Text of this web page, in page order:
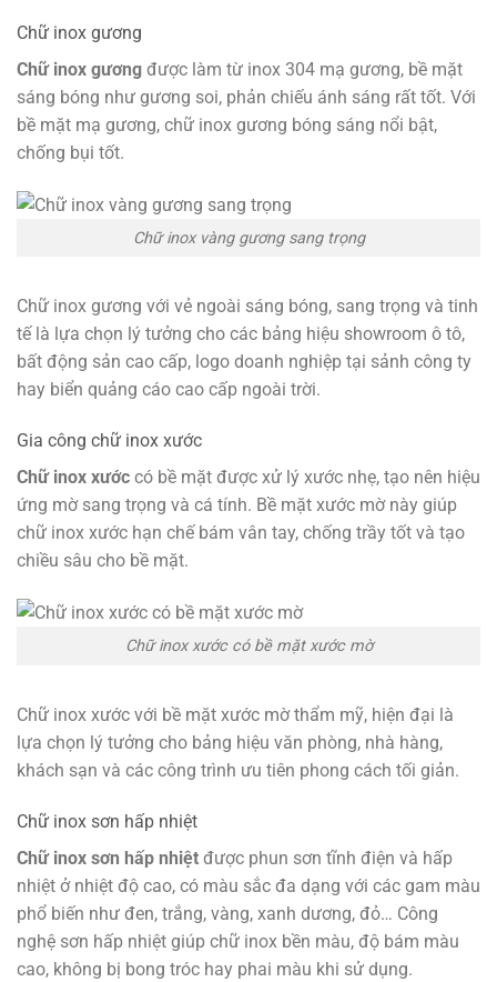
Chữ inox gương
Chữ inox gương được làm từ inox 304 mạ gương, bề mặt
sáng bóng như gương soi, phản chiếu ánh sáng rất tốt. Với
bề mặt mạ gương, chữ inox gương bóng sáng nổi bật,
chống bụi tốt.
Chữ inox vàng gương sang trọng
Chữ inox gương với vẻ ngoài sáng bóng, sang trọng và tinh
tế là lựa chọn lý tưởng cho các bảng hiệu showroom ô tô,
bất động sản cao cấp, logo doanh nghiệp tại sảnh công ty
hay biển quảng cáo cao cấp ngoài trời.
Gia công chữ inox xước
Chữ inox xước có bề mặt được xử lý xước nhẹ, tạo nên hiệu
ứng mờ sang trọng và cá tính. Bề mặt xước mờ này giúp
chữ inox xước hạn chế bám vân tay, chống trầy tốt và tạo
chiều sâu cho bề mặt.
Chữ inox xước có bề mặt xước mờ
Chữ inox xước với bề mặt xước mờ thẩm mỹ, hiện đại là
lựa chọn lý tưởng cho bảng hiệu văn phòng, nhà hàng,
khách sạn và các công trình ưu tiên phong cách tối giản.
Chữ inox sơn hấp nhiệt
Chữ inox sơn hấp nhiệt được phun sơn tĩnh điện và hấp
nhiệt ở nhiệt độ cao, có màu sắc đa dạng với các gam màu
phổ biến như đen, trắng, vàng, xanh dương, đỏ… Công
nghệ sơn hấp nhiệt giúp chữ inox bền màu, độ bám màu
cao, không bị bong tróc hay phai màu khi sử dụng.